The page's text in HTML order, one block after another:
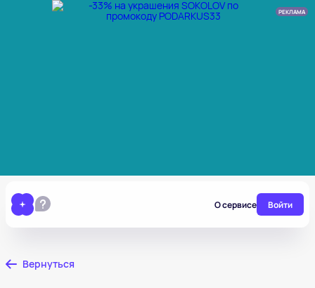
РЕКЛАМА
О сервисе Войти
Вернуться